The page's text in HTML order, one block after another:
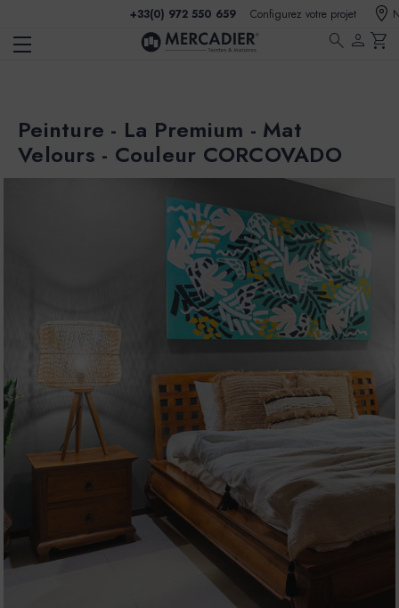
+33(0) 972 550 659 Configurez votre projet
search person shopping_cart
Peinture - La Premium - Mat
Velours - Couleur CORCOVADO